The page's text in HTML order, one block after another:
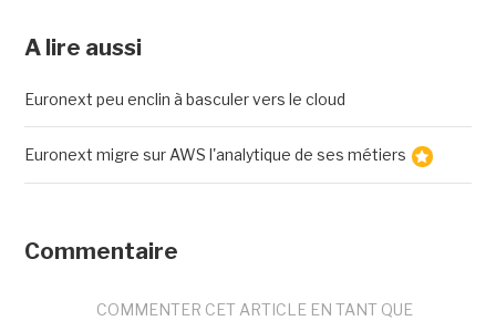
A lire aussi
Euronext peu enclin à basculer vers le cloud
Euronext migre sur AWS l'analytique de ses métiers
Commentaire
COMMENTER CET ARTICLE EN TANT QUE